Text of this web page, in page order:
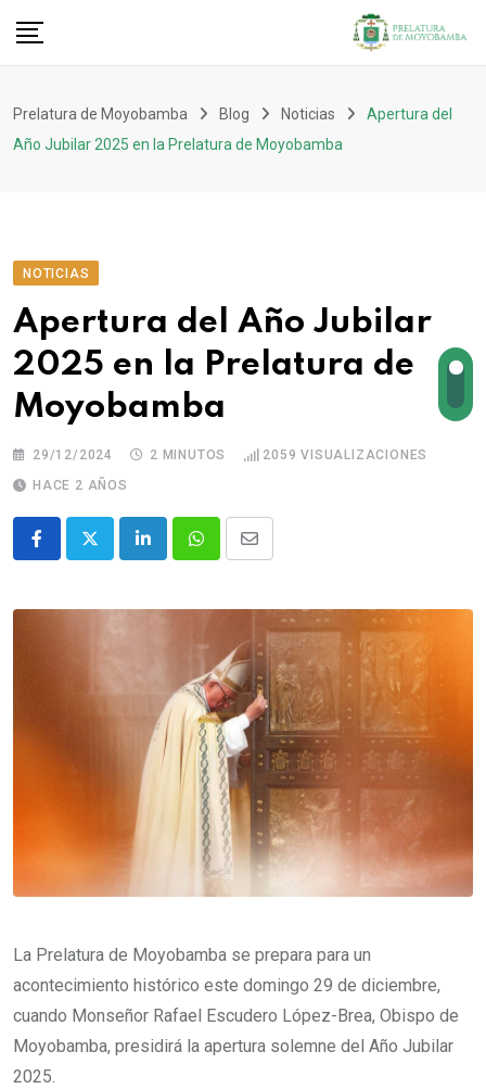
Prelatura de Moyobamba Blog Noticias
Apertura del
Año Jubilar 2025 en la Prelatura de Moyobamba
NOTICIAS
Apertura del Año Jubilar
2025 en la Prelatura de
Moyobamba
29/12/2024 2 MINUTOS 2059 VISUALIZACIONES
HACE 2 AÑOS
La Prelatura de Moyobamba se prepara para un
acontecimiento histórico este domingo 29 de diciembre,
cuando Monseñor Rafael Escudero López-Brea, Obispo de
Moyobamba, presidirá la apertura solemne del Año Jubilar
2025.